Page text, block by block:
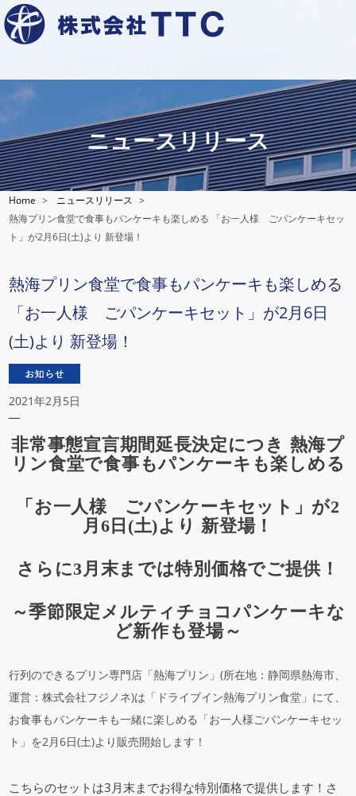
ニュースリリース
Home
ニュースリリース
熱海プリン食堂で食事もパンケーキも楽しめる 「お一人様 ごパンケーキセッ
ト」が2月6日(土)より 新登場！
熱海プリン食堂で食事もパンケーキも楽しめる
「お一人様 ごパンケーキセット」が2月6日
(土)より 新登場！
2021年2月5日
非常事態宣言期間延長決定につき 熱海プ
リン食堂で食事もパンケーキも楽しめる
「お一人様 ごパンケーキセット」が2
月6日(土)より 新登場！
さらに3月末までは特別価格でご提供！
～季節限定メルティチョコパンケーキな
ど新作も登場～
行列のできるプリン専門店「熱海プリン」(所在地：静岡県熱海市、
運営：株式会社フジノネ)は「ドライブイン熱海プリン食堂」にて、
お食事もパンケーキも一緒に楽しめる「お一人様ごパンケーキセッ
ト」を2月6日(土)より販売開始します！
こちらのセットは3月末までお得な特別価格で提供します！さ